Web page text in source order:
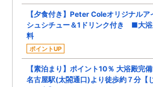
【夕食付き】Peter Coleオリジナルア
シュシチュー＆1ドリンク付き ■大
料
ポイントUP
【素泊まり】ポイント10％ 大浴殿完備
名古屋駅(太閤通口)より徒歩約７分【